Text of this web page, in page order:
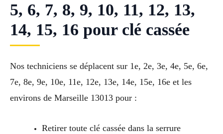
5, 6, 7, 8, 9, 10, 11, 12, 13,
14, 15, 16 pour clé cassée
Nos techniciens se déplacent sur 1e, 2e, 3e, 4e, 5e, 6e,
7e, 8e, 9e, 10e, 11e, 12e, 13e, 14e, 15e, 16e et les
environs de Marseille 13013 pour :
Retirer toute clé cassée dans la serrure